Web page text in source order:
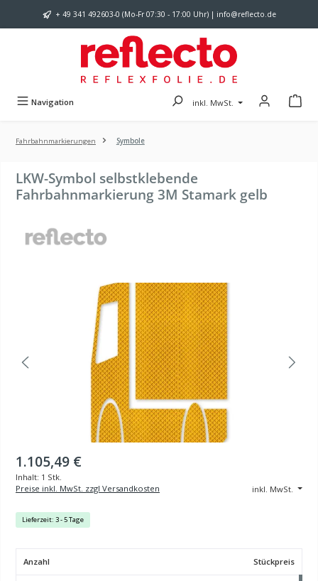
Zum Hauptinhalt springen
+ 49 341 492603-0 (Mo-Fr 07:30 - 17:00 Uhr) | info@reflecto.de
Navigation inkl. MwSt.
Fahrbahnmarkierungen Symbole
LKW-Symbol selbstklebende
Fahrbahnmarkierung 3M Stamark gelb
Bildergalerie überspringen
1.105,49 €
Inhalt: 1 Stk.
inkl. MwSt.
Preise inkl. MwSt. zzgl Versandkosten
Lieferzeit: 3 - 5 Tage
Anzahl Stückpreis